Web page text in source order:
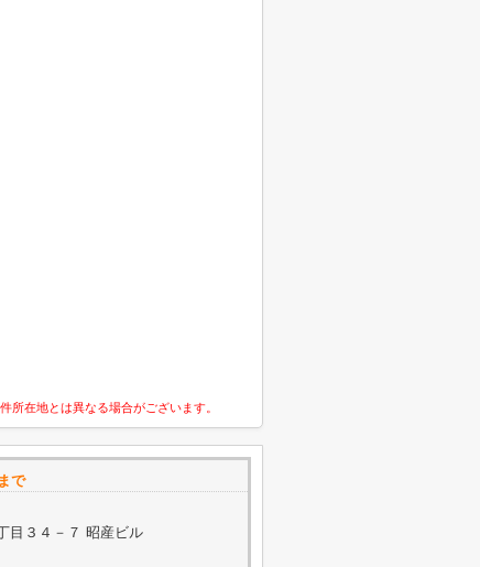
在地とは異なる場合がございます。
で
目３４－７ 昭産ビル